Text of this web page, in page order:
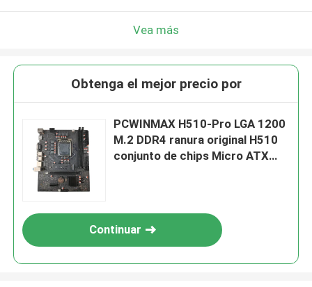
Vea más
Obtenga el mejor precio por
PCWINMAX H510-Pro LGA 1200
M.2 DDR4 ranura original H510
conjunto de chips Micro ATX
Continuar